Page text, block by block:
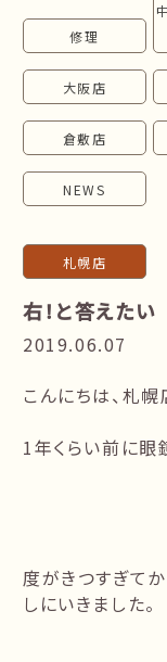
修理
大阪店
倉敷店
NEWS
札幌店
右！と答えたい
2019.06.07
こんにちは、札幌
1年くらい前に眼
度がきつすぎて
しにいきました。